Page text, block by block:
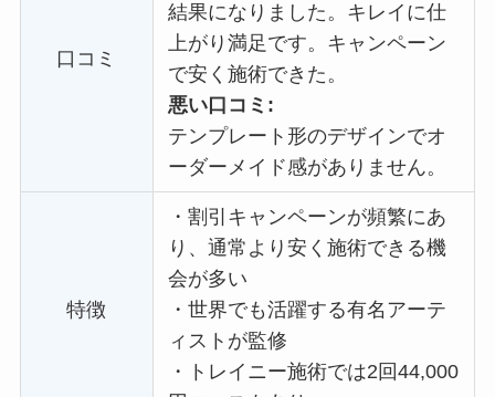
口コミ
結果になりました。キレイに仕
上がり満足です。キャンペーン
で安く施術できた。
悪い口コミ:
テンプレート形のデザインでオ
ーダーメイド感がありません。
特徴
・割引キャンペーンが頻繁にあ
り、通常より安く施術できる機
会が多い
・世界でも活躍する有名アーテ
ィストが監修
・
トレイニー施術では2回44,000